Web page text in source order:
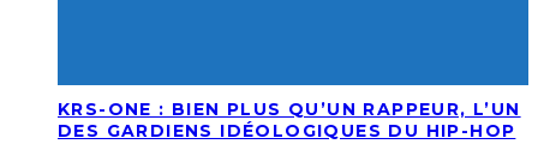
KRS-ONE : BIEN PLUS QU’UN RAPPEUR, L’UN
DES GARDIENS IDÉOLOGIQUES DU HIP-HOP